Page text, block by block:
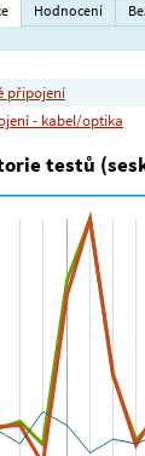
Hodnocení
připojení
- kabel/optika
testů